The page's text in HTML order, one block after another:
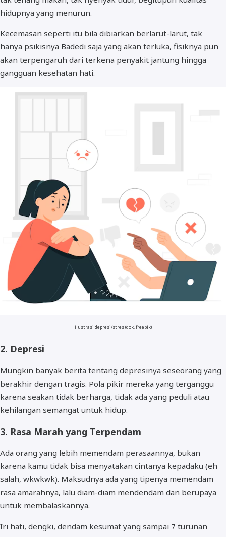
hidupnya yang menurun.
Kecemasan seperti itu bila dibiarkan berlarut-larut, tak
hanya psikisnya Badedi saja yang akan terluka, fisiknya pun
akan terpengaruh dari terkena penyakit jantung hingga
gangguan kesehatan hati.
ilustrasi depresi/stres (dok. freepik)
2. Depresi
Mungkin banyak berita tentang depresinya seseorang yang
berakhir dengan tragis. Pola pikir mereka yang terganggu
karena seakan tidak berharga, tidak ada yang peduli atau
kehilangan semangat untuk hidup.
3. Rasa Marah yang Terpendam
Ada orang yang lebih memendam perasaannya, bukan
karena kamu tidak bisa menyatakan cintanya kepadaku (eh
salah, wkwkwk). Maksudnya ada yang tipenya memendam
rasa amarahnya, lalu diam-diam mendendam dan berupaya
untuk membalaskannya.
Iri hati, dengki, dendam kesumat yang sampai 7 turunan